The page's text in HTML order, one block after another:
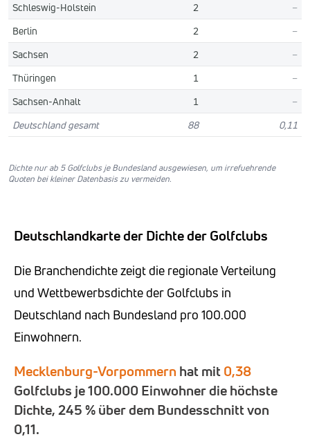
Schleswig-Holstein
2
–
Berlin
2
–
Sachsen
2
–
Thüringen
1
–
Sachsen-Anhalt
1
–
Deutschland gesamt
88 0,11
Dichte nur ab 5 Golfclubs je Bundesland ausgewiesen, um irrefuehrende
Quoten bei kleiner Datenbasis zu vermeiden.
Deutschlandkarte der Dichte der Golfclubs
Die Branchendichte zeigt die regionale Verteilung
und Wettbewerbsdichte der Golfclubs in
Deutschland nach Bundesland pro 100.000
Einwohnern.
Mecklenburg-Vorpommern hat mit0,38
Golfclubs je 100.000 Einwohner die höchste
Dichte, 245 % über dem Bundesschnitt von
0,11.